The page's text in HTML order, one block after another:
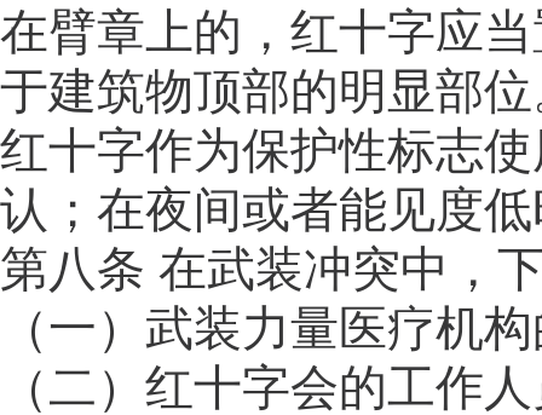
在臂章上的，红十字应
于建筑物顶部的明显部
红十字作为保护性标志
认；在夜间或者能见度
第八条 在武装冲突中，
（一）武装力量医疗机
（二）红十字会的工作